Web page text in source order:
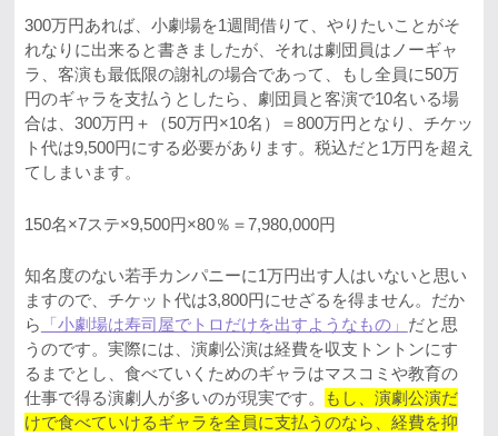
300万円あれば、小劇場を1週間借りて、やりたいことがそ
れなりに出来ると書きましたが、それは劇団員はノーギャ
ラ、客演も最低限の謝礼の場合であって、もし全員に50万
円のギャラを支払うとしたら、劇団員と客演で10名いる場
合は、300万円＋（50万円×10名）＝800万円となり、チケッ
ト代は9,500円にする必要があります。税込だと1万円を超え
てしまいます。
150名×7ステ×9,500円×80％＝7,980,000円
知名度のない若手カンパニーに1万円出す人はいないと思い
ますので、チケット代は3,800円にせざるを得ません。だか
ら
「小劇場は寿司屋でトロだけを出すようなもの」 だと思
うのです。実際には、演劇公演は経費を収支トントンにす
るまでとし、食べていくためのギャラはマスコミや教育の
仕事で得る演劇人が多いのが現実です。
もし、演劇公演だ
けで食べていけるギャラを全員に支払うのなら、経費を抑